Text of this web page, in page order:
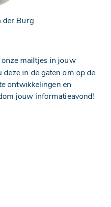
der Burg
mailtjes in jouw
in de gaten om op de
ontwikkelingen en
jouw informatieavond!